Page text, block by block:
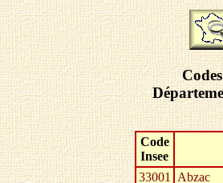
Code
Insee
33001 Abzac